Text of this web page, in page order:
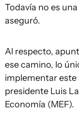
Todavía no es
aseguró.
Al respecto,
ese camino, lo
implementar este
presidente Luis
Economía (MEF).